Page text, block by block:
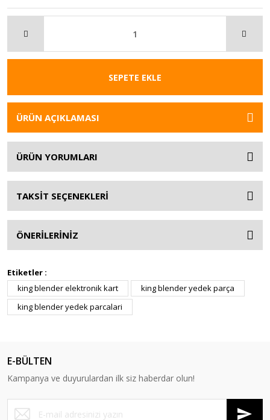
SEPETE EKLE
ÜRÜN AÇIKLAMASI
ÜRÜN YORUMLARI
TAKSİT SEÇENEKLERİ
ÖNERİLERİNİZ
Etiketler :
king blender elektronik kart
king blender yedek parça
king blender yedek parcalari
E-BÜLTEN
Kampanya ve duyurulardan ilk siz haberdar olun!